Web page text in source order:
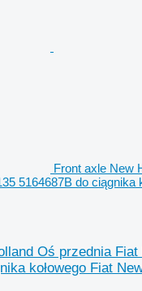
Front axle New
5164687B do ciągnika
Oś przednia
kołowego Fiat